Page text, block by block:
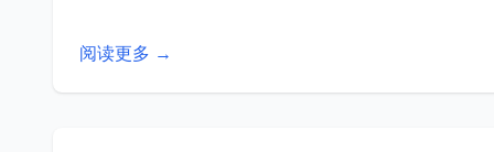
阅读更多 →